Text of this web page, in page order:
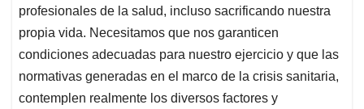
profesionales de la salud, incluso sacrificando nuestra
propia vida. Necesitamos que nos garanticen
condiciones adecuadas para nuestro ejercicio y que las
normativas generadas en el marco de la crisis sanitaria,
contemplen realmente los diversos factores y